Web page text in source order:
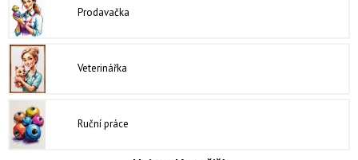
Prodavačka
Veterinářka
Ruční práce